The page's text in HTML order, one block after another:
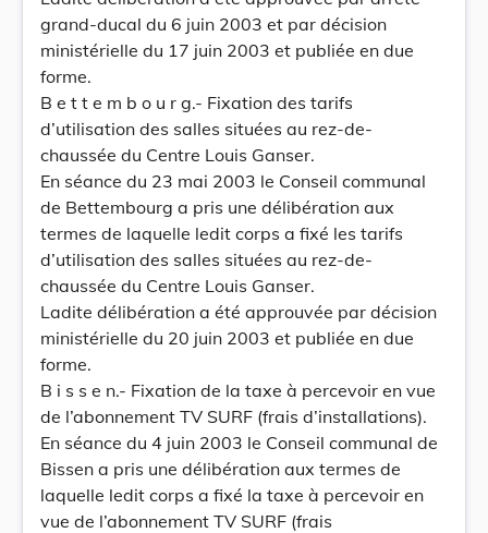
grand-ducal du 6 juin 2003 et par décision
ministérielle du 17 juin 2003 et publiée en due
forme.
B e t t e m b o u r g.- Fixation des tarifs
d’utilisation des salles situées au rez-de-
chaussée du Centre Louis Ganser.
En séance du 23 mai 2003 le Conseil communal
de Bettembourg a pris une délibération aux
termes de laquelle ledit corps a fixé les tarifs
d’utilisation des salles situées au rez-de-
chaussée du Centre Louis Ganser.
Ladite délibération a été approuvée par décision
ministérielle du 20 juin 2003 et publiée en due
forme.
B i s s e n.- Fixation de la taxe à percevoir en vue
de l’abonnement TV SURF (frais d’installations).
En séance du 4 juin 2003 le Conseil communal de
Bissen a pris une délibération aux termes de
laquelle ledit corps a fixé la taxe à percevoir en
vue de l’abonnement TV SURF (frais